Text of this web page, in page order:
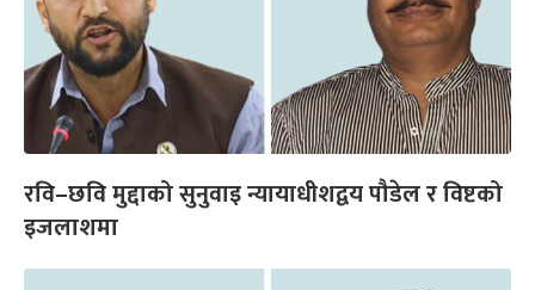
रवि–छवि मुद्दाको सुनुवाइ न्यायाधीशद्वय पौडेल र विष्टको
इजलाशमा